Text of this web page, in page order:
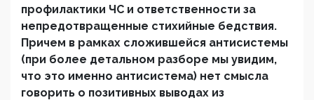
профилактики ЧС и ответственности за
непредотвращенные стихийные бедствия.
Причем в рамках сложившейся антисистемы
(при более детальном разборе мы увидим,
что это именно антисистема) нет смысла
говорить о позитивных выводах из